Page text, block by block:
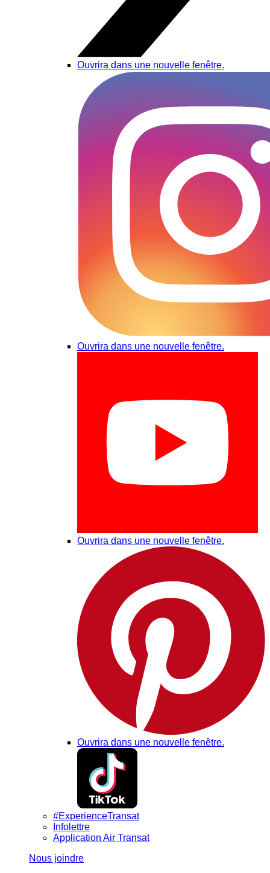
Ouvrira dans une nouvelle fenêtre.
Ouvrira dans une nouvelle fenêtre.
Ouvrira dans une nouvelle fenêtre.
Ouvrira dans une nouvelle fenêtre.
#ExperienceTransat
Infolettre
Application Air Transat
Nous joindre